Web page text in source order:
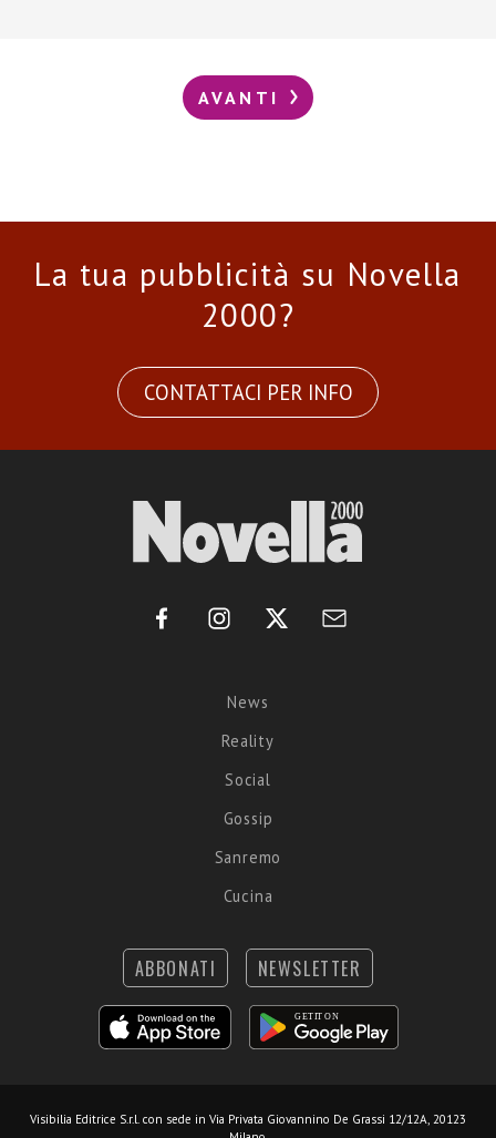
AVANTI
La tua pubblicità su Novella
2000?
CONTATTACI PER INFO
News
Reality
Social
Gossip
Sanremo
Cucina
ABBONATI NEWSLETTER
Visibilia Editrice S.r.l. con sede in Via Privata Giovannino De Grassi 12/12A, 20123